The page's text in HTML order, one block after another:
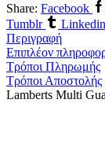
Share: Facebook
Tumblr
Linkedin
Περιγραφή
Επιπλέον
Τρόποι Πληρωμής
Τρόποι Αποστολής
Lamberts Multi